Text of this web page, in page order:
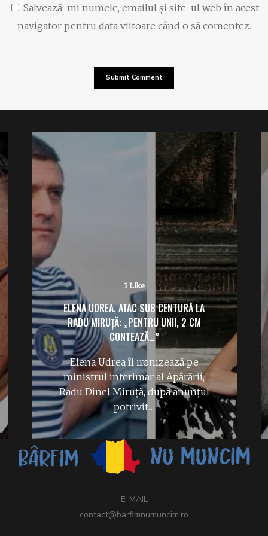
Salvează-mi numele, emailul și site-ul web în acest
navigator pentru data viitoare când o să comentez.
1 Like
ELENA UDREA, ATAC SUB CENTURĂ LA
RADU MIRUȚĂ: „PENTRU UNII, 2 CM
CONTEAZĂ…”
Elena Udrea îl ironizează pe
ministrul interimar al Apărării,
Radu Dinel Miruță, după anunțul
potrivit…
E-MAIL
contact@barfimnumuncim.ro